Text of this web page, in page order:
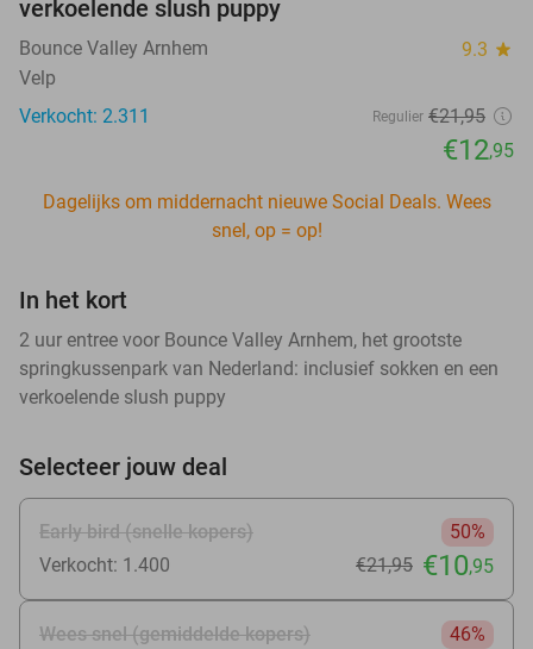
verkoelende slush puppy
Bounce Valley Arnhem 9.3 star
Velp
Verkocht: 2.311
Regulier €21,95
€12,95
Dagelijks om middernacht nieuwe Social Deals. Wees
snel, op = op!
In het kort
2 uur entree voor Bounce Valley Arnhem, het grootste
springkussenpark van Nederland: inclusief sokken en een
verkoelende slush puppy
Selecteer jouw deal
Early bird (snelle kopers)
50%
Verkocht: 1.400
€21,95 €10,95
Wees snel (gemiddelde kopers)
46%